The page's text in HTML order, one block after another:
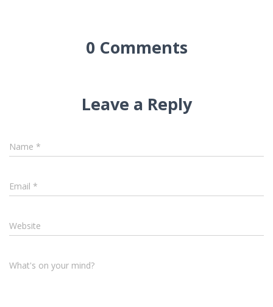
0 Comments
Leave a Reply
Name *
Email *
Website
What's on your mind?